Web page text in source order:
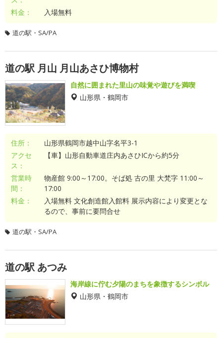
料金： 入場無料
道の駅・SA/PA
道の駅 月山 月山あさひ博物村
自然に囲まれた里山の味覚や遊びを満喫
山形県・鶴岡市
住所：
山形県鶴岡市越中山字名平3-1
アクセ
ス：
【車】山形自動車道庄内あさひICから約5分
営業時
間：
物産館 9:00～17:00。そば処 古の里 大梵字 11:00～
17:00
料金：
入場無料 文化創造館入館料 展示内容により変更とな
るので、事前に要問合せ
道の駅・SA/PA
道の駅 あつみ
海岸線に佇む夕陽のまちを象徴するシンボル
山形県・鶴岡市